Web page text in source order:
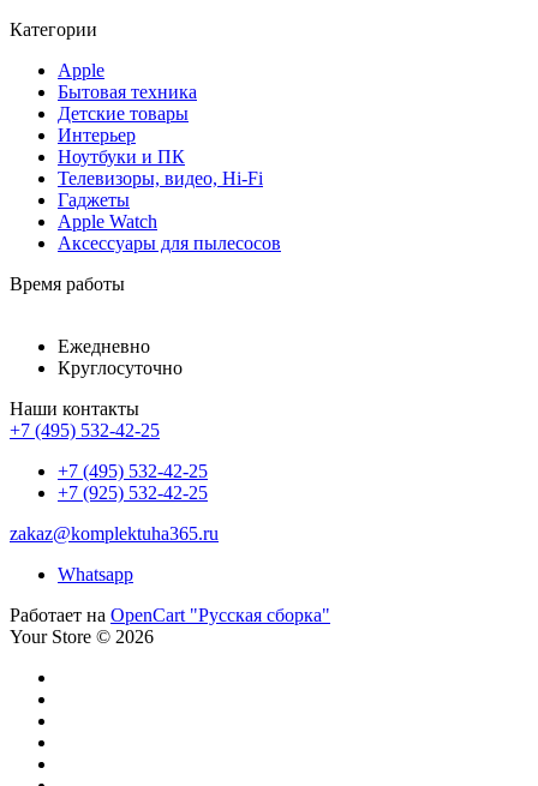
Категории
Apple
Бытовая техника
Детские товары
Интерьер
Ноутбуки и ПК
Телевизоры, видео, Hi-Fi
Гаджеты
Apple Watch
Аксессуары для пылесосов
Время работы
Ежедневно
Круглосуточно
Наши контакты
+7 (495) 532-42-25
+7 (495) 532-42-25
+7 (925) 532-42-25
zakaz@komplektuha365.ru
Whatsapp
Работает на OpenCart "Русская сборка"
Your Store © 2026